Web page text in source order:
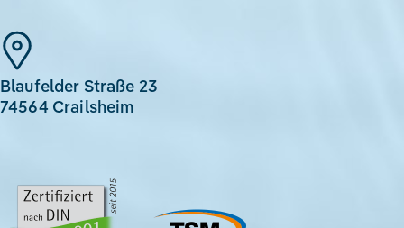
Blaufelder Straße 23
74564 Crailsheim